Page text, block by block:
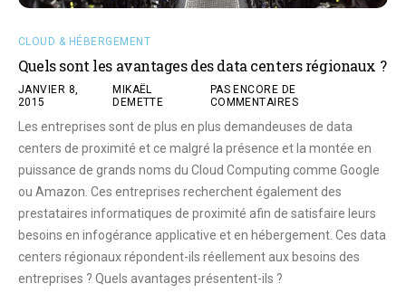
CLOUD & HÉBERGEMENT
Quels sont les avantages des data centers régionaux ?
JANVIER 8,
2015
MIKAËL
DEMETTE
PAS ENCORE DE
COMMENTAIRES
Les entreprises sont de plus en plus demandeuses de data
centers de proximité et ce malgré la présence et la montée en
puissance de grands noms du Cloud Computing comme Google
ou Amazon. Ces entreprises recherchent également des
prestataires informatiques de proximité afin de satisfaire leurs
besoins en infogérance applicative et en hébergement. Ces data
centers régionaux répondent-ils réellement aux besoins des
entreprises ? Quels avantages présentent-ils ?